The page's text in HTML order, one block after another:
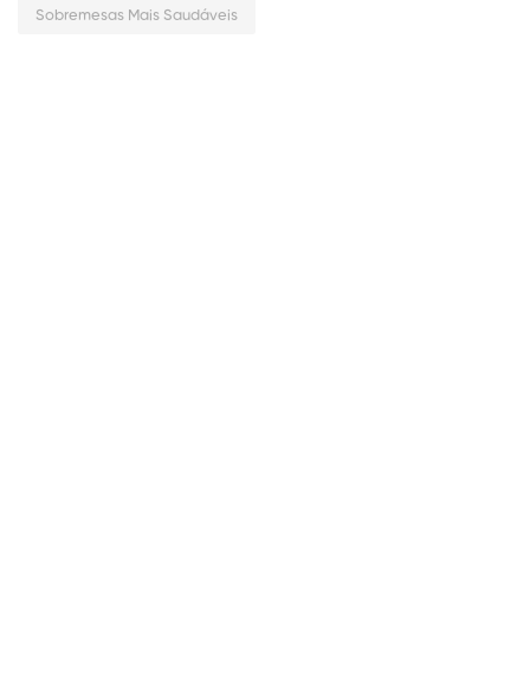
Sobremesas Mais Saudáveis